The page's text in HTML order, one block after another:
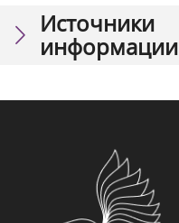
Источники
информации